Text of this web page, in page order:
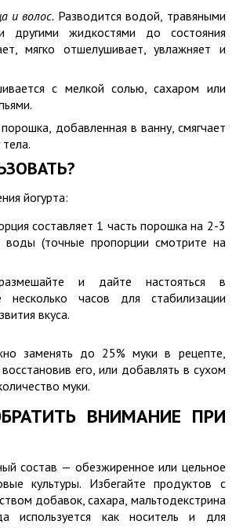
и волос. Разводится водой, травяными
другими жидкостями до состояния
мягко отшелушивает, увлажняет и
с мелкой солью, сахаром или
порошка, добавленная в ванну, смягчает
йогурта:
составляет 1 часть порошка на 2-3
воды (точные пропорции смотрите на
и дайте настояться в
несколько часов для стабилизации
вкуса.
заменять до 25% муки в рецепте,
его, или добавлять в сухом
муки.
ВНИМАНИЕ ПРИ
состав — обезжиренное или цельное
культуры. Избегайте продуктов с
добавок, сахара, мальтодекстрина
используется как носитель и для